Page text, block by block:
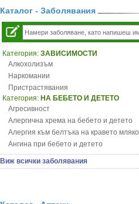
Каталог - Заболявания
Категория: ЗАВИСИМОСТИ
Алкохолизъм
Наркомании
Пристрастявания
Категория: НА БЕБЕТО И ДЕТЕТО
Агресивност
Алергична хрема на бебето и детето
Алергия към белтъка на кравето мляко
Ангина при бебето и детето
Анемия при бебето и детето
Апетит - пълни деца
Виж всички заболявания